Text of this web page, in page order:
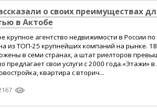
о своих преимуществах
в Актобе
крупное агентство недвижимости в России
из ТОП-25 крупнейших компаний на рынке.
в семи странах, а штат риелторов
предлагает свои услуги с 2000 года.«Этажи»
квартира с вторич...